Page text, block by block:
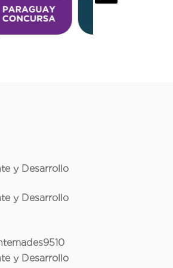
y Desarrollo
y Desarrollo
y Desarrollo